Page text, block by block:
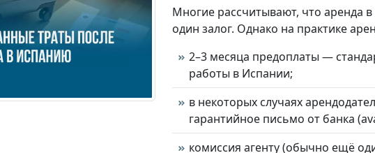
Многие рассчитывают, что аренда
один залог. Однако на практике
2–3 месяца предоплаты —
работы в Испании;
в некоторых случаях
гарантийное письмо от банка
комиссия агенту (обычно ещё